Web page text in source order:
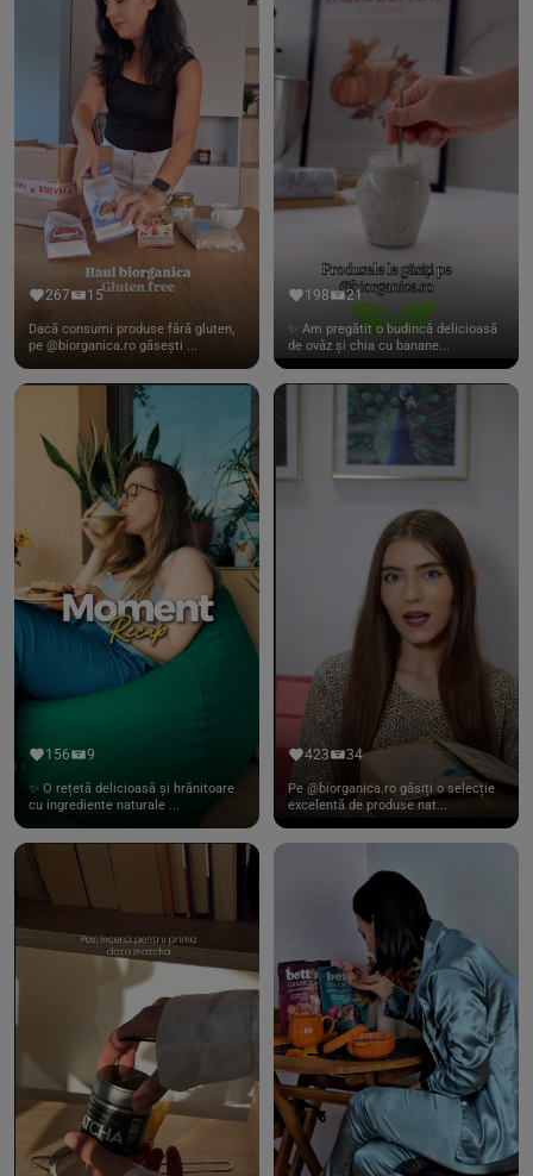
267 15
Dacă consumi produse fără gluten,
pe @biorganica.ro găsești ...
198 21
✨ Am pregătit o budincă delicioasă
de ovăz și chia cu banane...
156 9
✨ O rețetă delicioasă și hrănitoare
cu ingrediente naturale ...
423 34
Pe @biorganica.ro găsiți o selecție
excelentă de produse nat...